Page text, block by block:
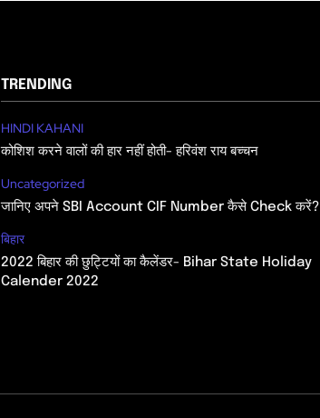
TRENDING
HINDI KAHANI
कोशिश करने वालों की हार नहीं होती- हरिवंश राय बच्चन
Uncategorized
जानिए अपने SBI Account CIF Number कैसे Check करें?
बिहार
2022 बिहार की छुट्टियों का कैलेंडर- Bihar State Holiday
Calender 2022